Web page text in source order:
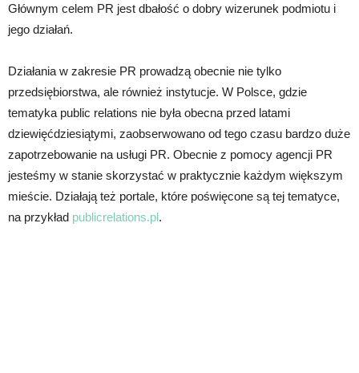
Głównym celem PR jest dbałość o dobry wizerunek podmiotu i
jego działań.
Działania w zakresie PR prowadzą obecnie nie tylko
przedsiębiorstwa, ale również instytucje. W Polsce, gdzie
tematyka public relations nie była obecna przed latami
dziewięćdziesiątymi, zaobserwowano od tego czasu bardzo duże
zapotrzebowanie na usługi PR. Obecnie z pomocy agencji PR
jesteśmy w stanie skorzystać w praktycznie każdym większym
mieście. Działają też portale, które poświęcone są tej tematyce,
na przykład publicrelations.pl.